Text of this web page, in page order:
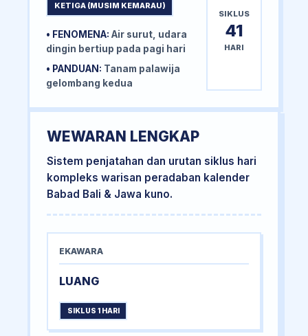
KETIGA (MUSIM KEMARAU)
• FENOMENA: Air surut, udara
dingin bertiup pada pagi hari
• PANDUAN: Tanam palawija
gelombang kedua
SIKLUS
41
HARI
WEWARAN LENGKAP
Sistem penjatahan dan urutan siklus hari
kompleks warisan peradaban kalender
Babad Bali & Jawa kuno.
EKAWARA
LUANG
SIKLUS 1 HARI